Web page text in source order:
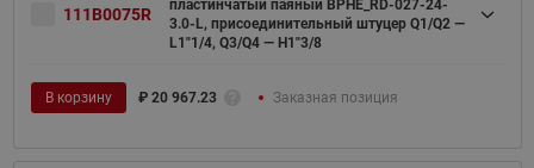
111B0075R
пластинчатый паяный BPHE_RD-027-24-
3.0-L, присоединительный штуцер Q1/Q2 —
L1"1/4, Q3/Q4 — H1"3/8
В корзину ₽ 20 967.23 Заказная позиция